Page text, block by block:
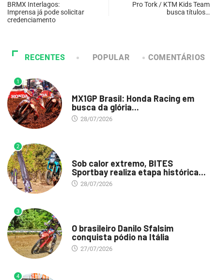
BRMX Interlagos:
Imprensa já pode solicitar
credenciamento
Pro Tork / KTM Kids Team
busca títulos…
RECENTES POPULAR COMENTÁRIOS
1
MX1GP Brasil: Honda Racing em
busca da glória...
28/07/2026
2
Sob calor extremo, BITES
Sportbay realiza etapa histórica...
28/07/2026
3
O brasileiro Danilo Sfalsim
conquista pódio na Itália
27/07/2026
4